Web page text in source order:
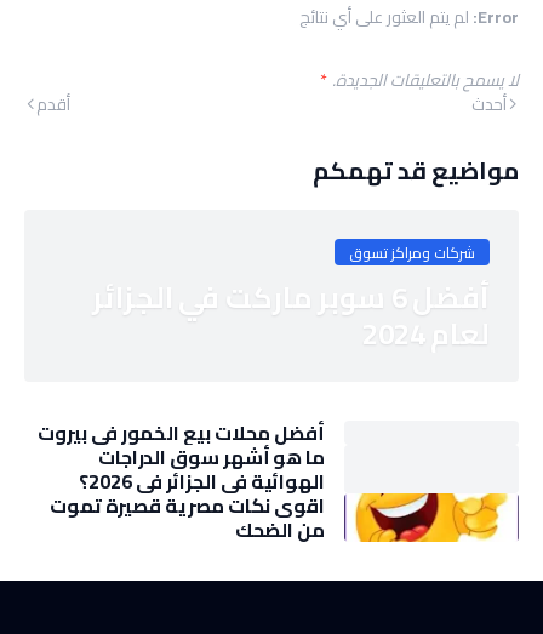
Error: لم يتم العثور على أي نتائج
لا يسمح بالتعليقات الجديدة.*
أحدث أقدم
مواضيع قد تهمكم
شركات ومراكز تسوق
أفضل 6 سوبر ماركت في الجزائر
لعام 2024
أفضل محلات بيع الخمور في بيروت
ما هو أشهر سوق الدراجات
الهوائية في الجزائر في 2026؟
اقوى نكات مصرية قصيرة تموت
من الضحك